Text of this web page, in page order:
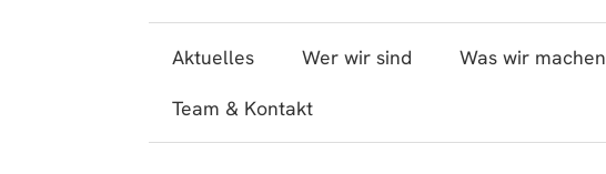
Aktuelles Wer wir sind Was wir machen
Team & Kontakt